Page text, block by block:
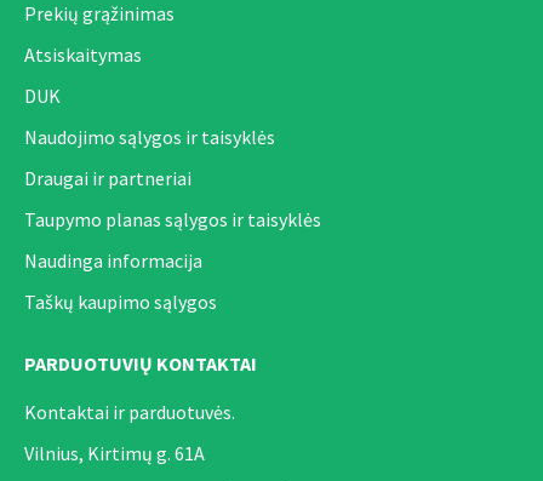
Prekių grąžinimas
Atsiskaitymas
DUK
Naudojimo sąlygos ir taisyklės
Draugai ir partneriai
Taupymo planas sąlygos ir taisyklės
Naudinga informacija
Taškų kaupimo sąlygos
PARDUOTUVIŲ KONTAKTAI
Kontaktai ir parduotuvės.
Vilnius, Kirtimų g. 61A